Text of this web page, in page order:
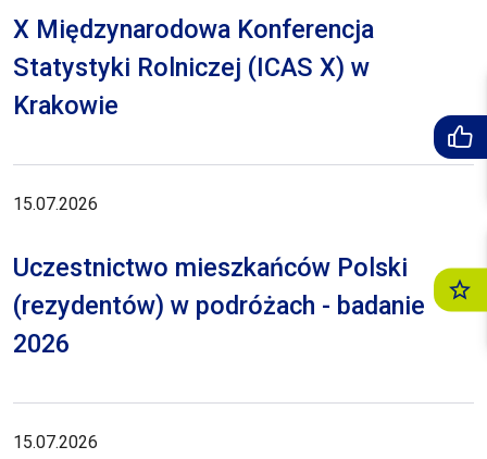
X Międzynarodowa Konferencja
Statystyki Rolniczej (ICAS X) w
Krakowie
15.07.2026
Uczestnictwo mieszkańców Polski
(rezydentów) w podróżach - badanie
2026
15.07.2026